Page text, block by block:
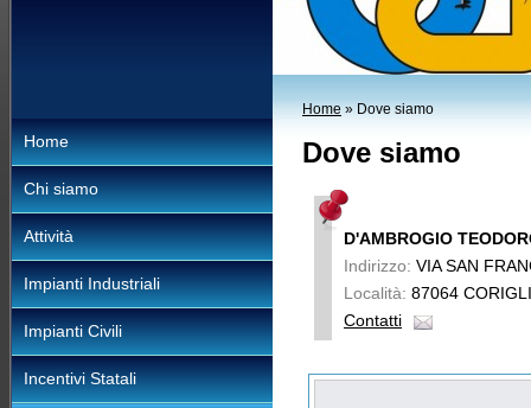
Home» Dove siamo
Dove siamo
D'AMBROGIO
Indirizzo: VIA SAN
Località: 87064
Contatti
Home
Chi siamo
Attività
Impianti Industriali
Impianti Civili
Incentivi Statali